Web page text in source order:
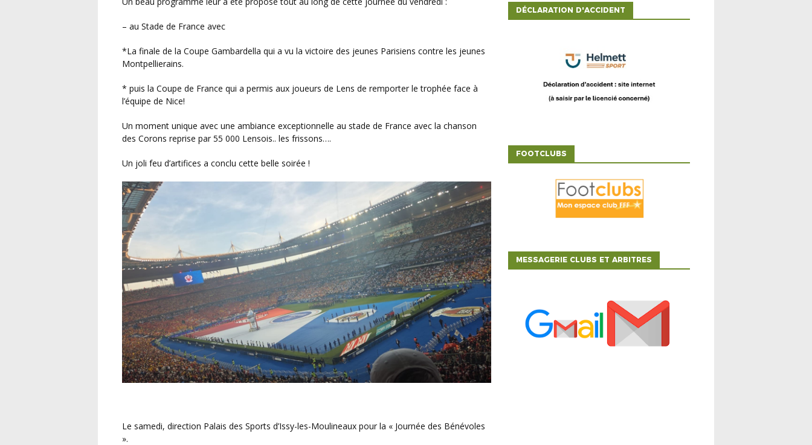
– au Stade de France avec
*la finale de la Coupe Gambardella qui a vu la victoire des jeunes Parisiens contre les jeunes
Montpellierains.
* puis la Coupe de France qui a permis aux joueurs de Lens de remporter le trophée face à
l’équipe de Nice!
Un moment unique avec une ambiance exceptionnelle au stade de France avec la chanson
des Corons reprise par 55 000 Lensois.. les frissons….
Un joli feu d’artifices a conclu cette belle soirée !
Le samedi, direction Palais des Sports d’Issy-les-Moulineaux pour la « Journée des Bénévoles
».
DÉCLARATION D'ACCIDENT
FOOTCLUBS
MESSAGERIE CLUBS ET ARBITRES